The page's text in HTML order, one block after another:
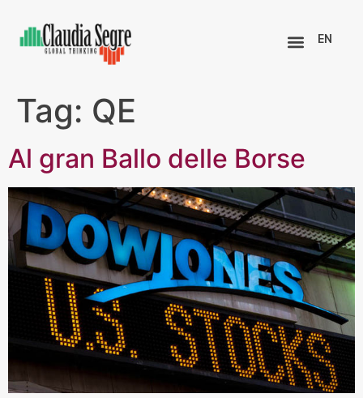
EN
Tag: QE
Al gran Ballo delle Borse